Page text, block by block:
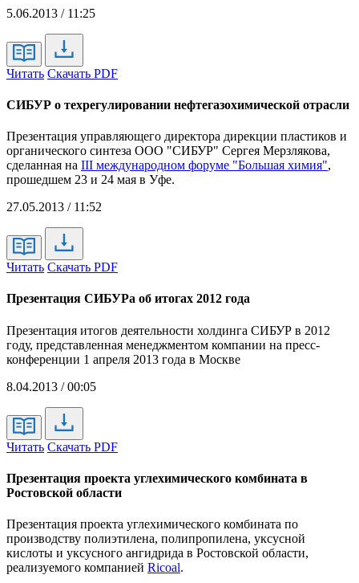
5.06.2013 / 11:25
Читать Скачать PDF
СИБУР о техрегулировании нефтегазохимической отрасли
Презентация управляющего директора дирекции пластиков и
органического синтеза ООО "СИБУР" Сергея Мерзлякова,
сделанная на III международном форуме "Большая химия",
прошедшем 23 и 24 мая в Уфе.
27.05.2013 / 11:52
Читать Скачать PDF
Презентация СИБУРа об итогах 2012 года
Презентация итогов деятельности холдинга СИБУР в 2012
году, представленная менеджментом компании на пресс-
конференции 1 апреля 2013 года в Москве
8.04.2013 / 00:05
Читать Скачать PDF
Презентация проекта углехимического комбината в
Ростовской области
Презентация проекта углехимического комбината по
производству полиэтилена, полипропилена, уксусной
кислоты и уксусного ангидрида в Ростовской области,
реализуемого компанией Ricoal.